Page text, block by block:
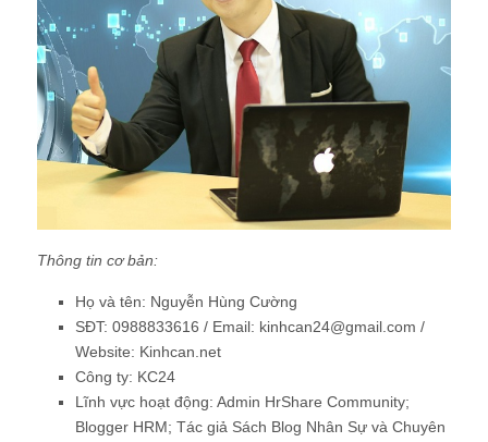
Thông tin cơ bản:
Họ và tên: Nguyễn Hùng Cường
SĐT: 0988833616 / Email: kinhcan24@gmail.com /
Website: Kinhcan.net
Công ty: KC24
Lĩnh vực hoạt động: Admin HrShare Community;
Blogger HRM; Tác giả Sách Blog Nhân Sự và Chuyên